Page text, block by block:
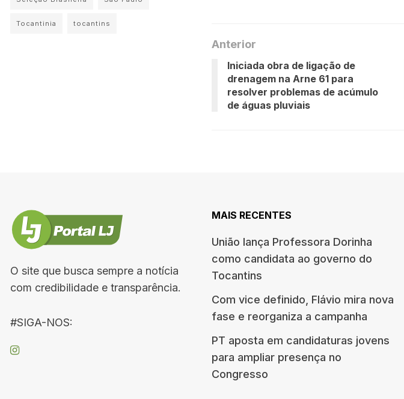
Anterior
Iniciada obra de ligação de
drenagem na Arne 61 para
resolver problemas de acúmulo
de águas pluviais
Tocantinia tocantins
O site que busca sempre a notícia
com credibilidade e transparência.
#SIGA-NOS:
MAIS RECENTES
União lança Professora Dorinha
como candidata ao governo do
Tocantins
Com vice definido, Flávio mira nova
fase e reorganiza a campanha
PT aposta em candidaturas jovens
para ampliar presença no
Congresso